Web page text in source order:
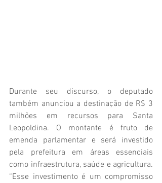
Durante seu discurso, o deputado
também anunciou a destinação de R$ 3
milhões em recursos para Santa
Leopoldina. O montante é fruto de
emenda parlamentar e será investido
pela prefeitura em áreas essenciais
como infraestrutura, saúde e agricultura.
“Esse investimento é um compromisso